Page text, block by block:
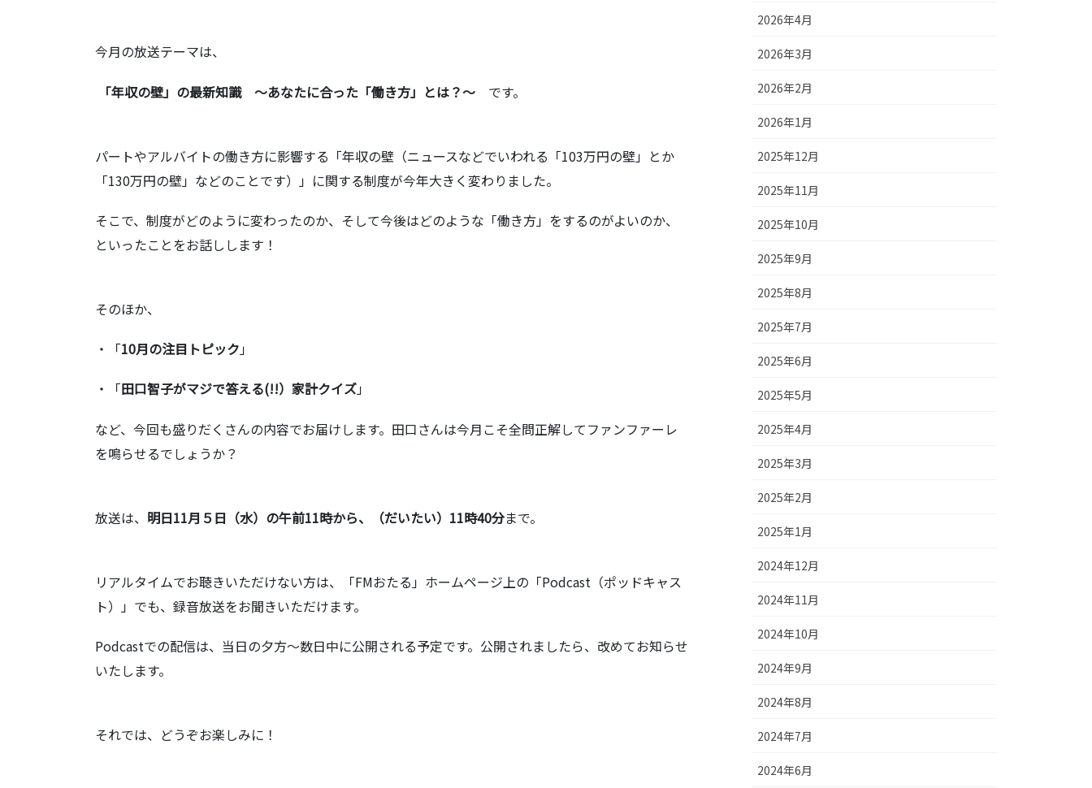
今月の放送テーマは、
「年収の壁」の最新知識 ～あなたに合った「働き方」とは？～ です。
パートやアルバイトの働き方に影響する「年収の壁（ニュースなどでいわれる「103万円の壁」とか
「130万円の壁」などのことです）」に関する制度が今年大きく変わりました。
そこで、制度がどのように変わったのか、そして今後はどのような「働き方」をするのがよいのか、
といったことをお話しします！
そのほか、
・「10月の注目トピック」
・「田口智子がマジで答える(!!）家計クイズ」
など、今回も盛りだくさんの内容でお届けします。田口さんは今月こそ全問正解してファンファーレ
を鳴らせるでしょうか？
放送は、 明日11月５日（水）の午前11時から、（だいたい）11時40分まで。
リアルタイムでお聴きいただけない方は、「FMおたる」ホームページ上の「Podcast（ポッドキャス
ト）」でも、録音放送をお聞きいただけます。
Podcastでの配信は、当日の夕方～数日中に公開される予定です。公開されましたら、改めてお知らせ
いたします。
それでは、どうぞお楽しみに！
2026年4月
2026年3月
2026年2月
2026年1月
2025年12月
2025年11月
2025年10月
2025年9月
2025年8月
2025年7月
2025年6月
2025年5月
2025年4月
2025年3月
2025年2月
2025年1月
2024年12月
2024年11月
2024年10月
2024年9月
2024年8月
2024年7月
2024年6月